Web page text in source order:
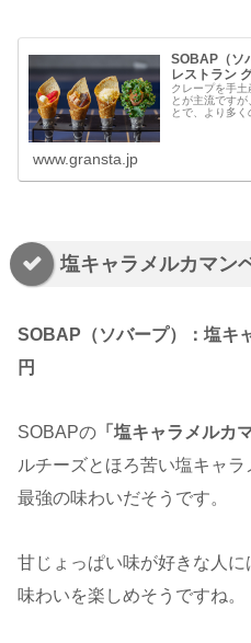
SOBAP（ソ
レストラン
クレープを手土
とが主流ですが
とで、より多
www.gransta.jp
塩キャラメルカマン
SOBAP（ソバープ）：塩キ
円
SOBAPの 「塩キャラメルカ
ルチーズとほろ苦い塩キャラ
最強の味わいだそうです。
甘じょっぱい味が好きな人
味わいを楽しめそうですね。